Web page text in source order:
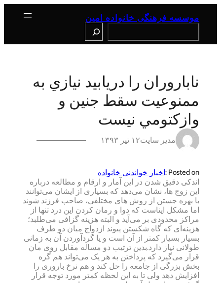
موسسه فرهنگی خانواده امین
ناباروران را دريابيد نيازي به
ممنوعيت سقط جنين و
وازكتومي نيست
مدیر سایت۱۲ تیر ۱۳۹۳
Posted on : اخبار خواندنی خانواده
اندکی دقیق شدن در این آمار و ارقام و مطالعه درباره
این زوج ها، نشان می‌دهد که بسیاری از ایشان می‌توانند
با بهره جستن از روش های مختلفی، صاحب فرزند شوند
اما مشکل ایناست که دوا و رمان کردن این درد تنها از
مراکز محدودی بر می‌آید و البته هزینه گزافی می‌طلبد؛
هزینه‌ای که گاه شکستن پیوند ازدواج میان دو طرف
بسیار بسیار کمتر از آن است و یا گردآوردن آن به زمانی
طولانی نیاز دارد.بدین ترتیب دو مساله مقابل روی مان
قرار می‌گیرد که پرداختن به هر یک می‌تواند هم گره
بخش بزرگی از جامعه را حل کند و هم نرخ باروری را
افزایش دهد ولی تا به این لحظه کمتر مورد توجه قرار